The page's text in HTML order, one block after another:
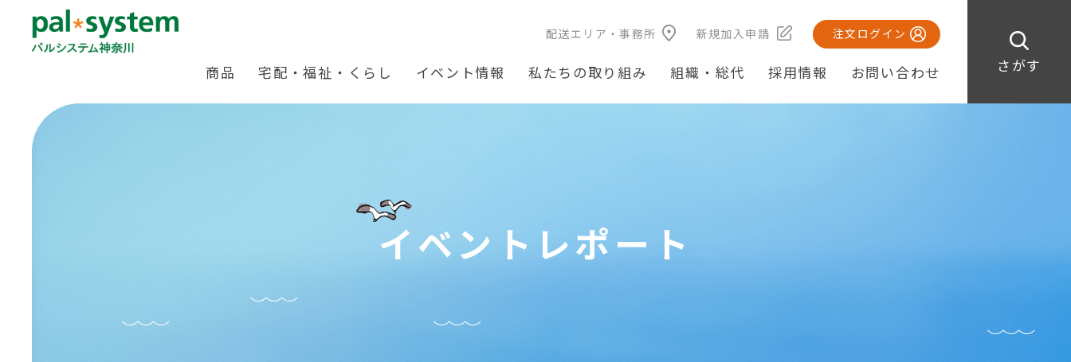
さがす
配送エリア・事務所 新規加入申請 注文ログイン
商品 宅配・福祉・くらし イベント情報 私たちの取り組み 組織・総代 採用情報 お問い合わせ
イベントレポート